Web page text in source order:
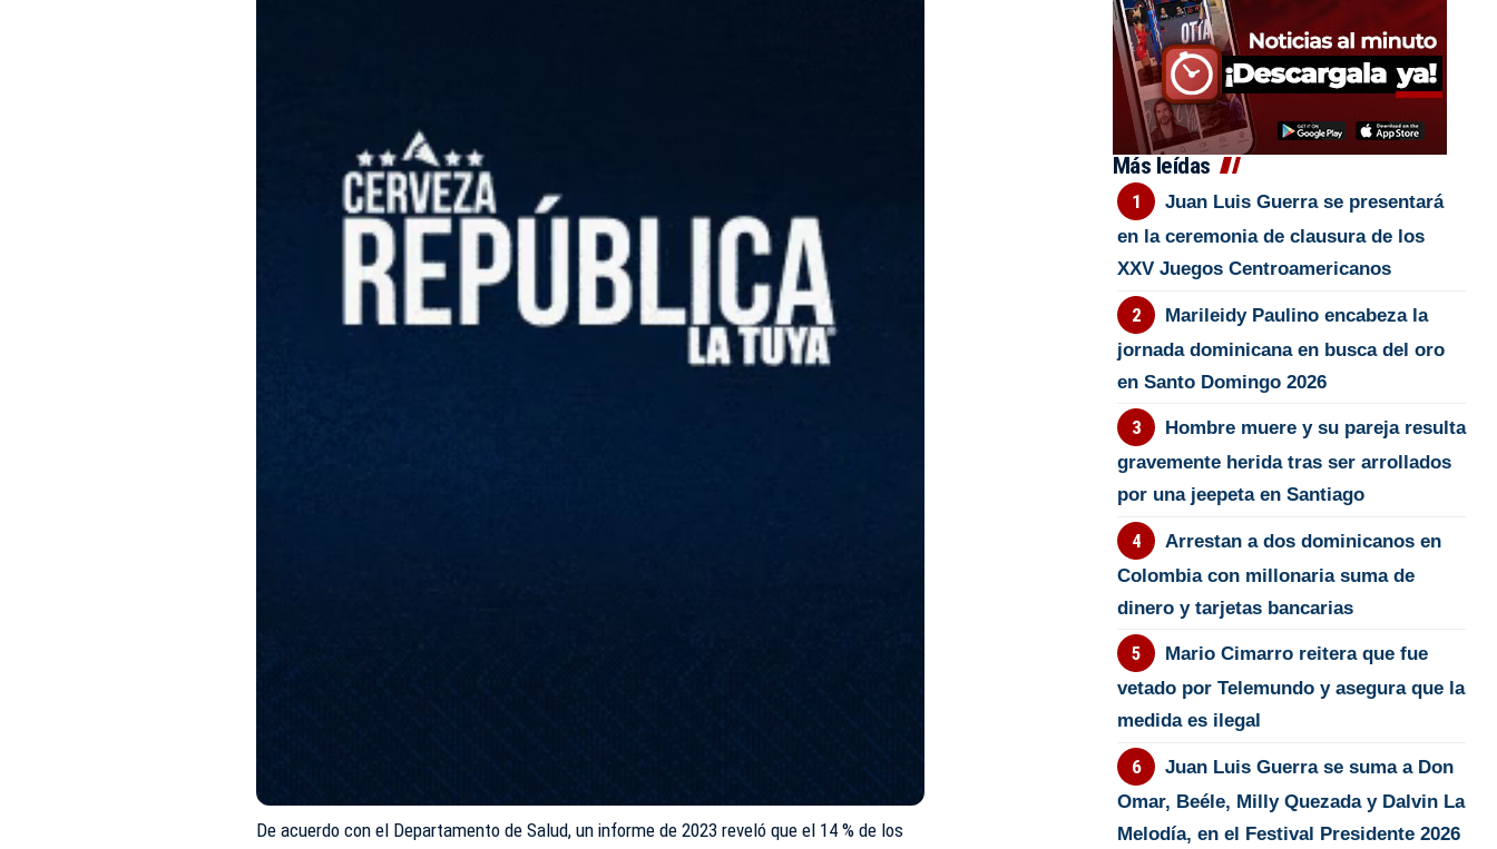
De acuerdo con el Departamento de Salud, un informe de 2023 reveló que el 14 % de los
Más leídas
Juan Luis Guerra se presentará
en la ceremonia de clausura de los
XXV Juegos Centroamericanos
Marileidy Paulino encabeza la
jornada dominicana en busca del oro
en Santo Domingo 2026
Hombre muere y su pareja resulta
gravemente herida tras ser arrollados
por una jeepeta en Santiago
Arrestan a dos dominicanos en
Colombia con millonaria suma de
dinero y tarjetas bancarias
Mario Cimarro reitera que fue
vetado por Telemundo y asegura que la
medida es ilegal
Juan Luis Guerra se suma a Don
Omar, Beéle, Milly Quezada y Dalvin La
Melodía, en el Festival Presidente 2026